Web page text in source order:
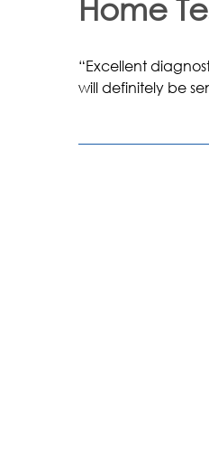
Home
“Excellent
will definitely be